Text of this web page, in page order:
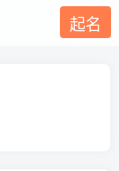
起名